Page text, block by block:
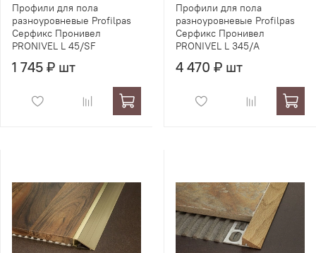
Профили для пола
разноуровневые Profilpas
Серфикс Пронивел
PRONIVEL L 45/SF
1 745 ₽ шт
Профили для пола
разноуровневые Profilpas
Серфикс Пронивел
PRONIVEL L 345/A
4 470 ₽ шт